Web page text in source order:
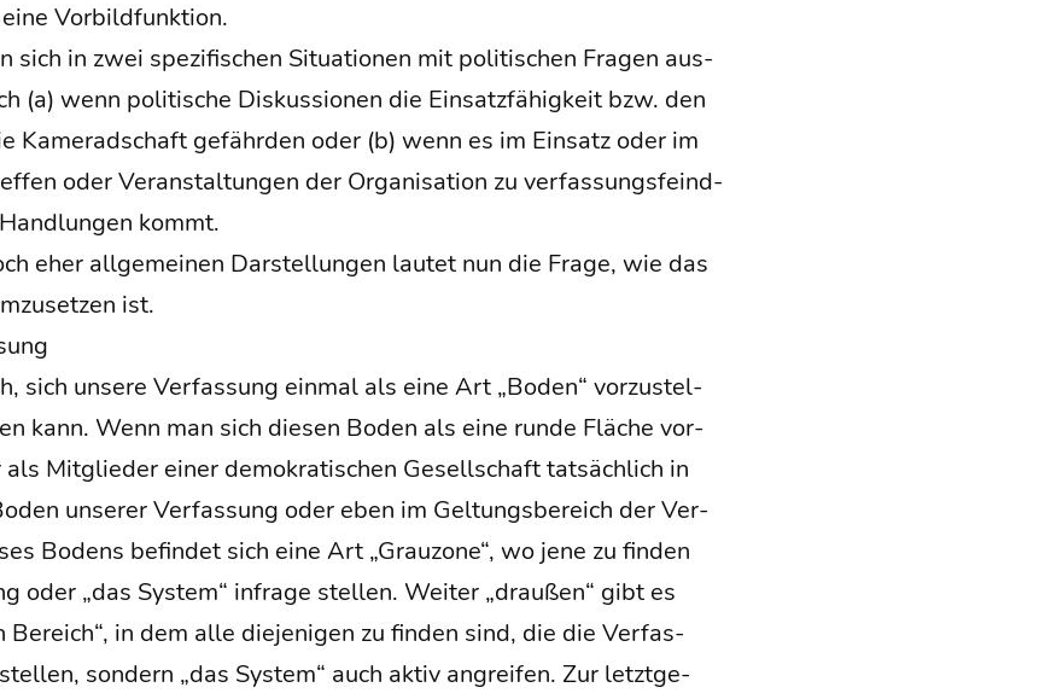
Vor­bild­funk­ti­on.
sich in zwei spe­zi­fi­schen Situa­tio­nen mit poli­ti­schen Fra­gen aus­
(a) wenn poli­ti­sche Dis­kus­sio­nen die Ein­satz­fä­hig­keit bzw. den
Kame­rad­schaft gefähr­den oder (b) wenn es im Ein­satz oder im
oder Ver­an­stal­tun­gen der Orga­ni­sa­ti­on zu ver­fas­sungs­feind­
kommt.
eher all­ge­mei­nen Dar­stel­lun­gen lau­tet nun die Fra­ge, wie das
ist.
sich unse­re Ver­fas­sung ein­mal als eine Art „Boden“ vor­zu­stel­
kann. Wenn man sich die­sen Boden als eine run­de Flä­che vor­
Mit­glie­der einer demo­kra­ti­schen Gesell­schaft tat­säch­lich in
unse­rer Ver­fas­sung oder eben im Gel­tungs­be­reich der Ver­
Bodens befin­det sich eine Art „Grau­zo­ne“, wo jene zu fin­den
oder „das Sys­tem“ infra­ge stel­len. Wei­ter „drau­ßen“ gibt es
Bereich“, in dem alle die­je­ni­gen zu fin­den sind, die die Ver­fas­
son­dern „das Sys­tem“ auch aktiv angrei­fen. Zur letzt­ge­